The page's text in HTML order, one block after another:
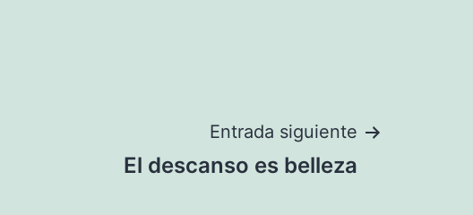
Entrada siguiente
El descanso es belleza